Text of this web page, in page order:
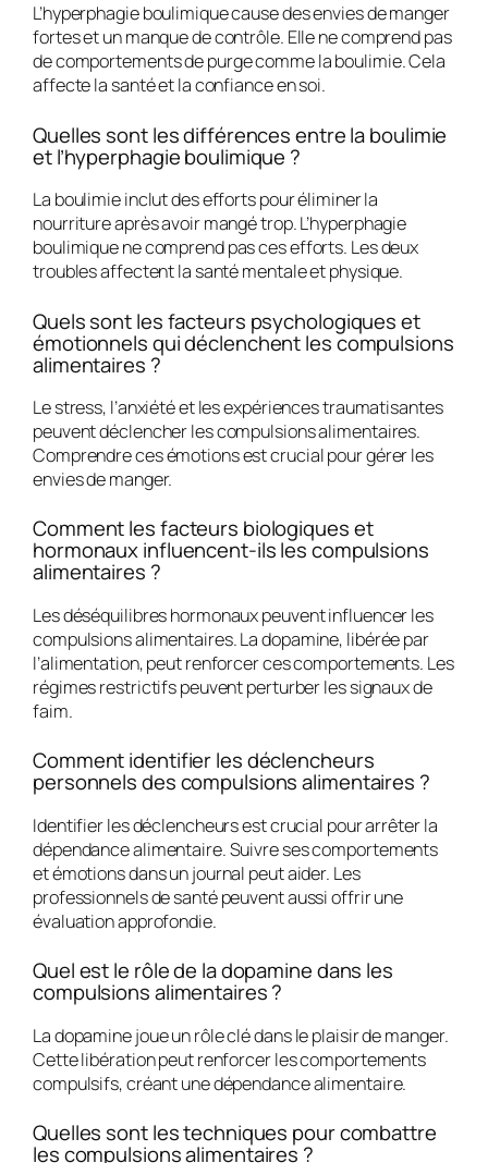
L’hyperphagie boulimique cause des envies de manger
fortes et un manque de contrôle. Elle ne comprend pas
de comportements de purge comme la boulimie. Cela
affecte la santé et la confiance en soi.
Quelles sont les différences entre la boulimie
et l’hyperphagie boulimique ?
La boulimie inclut des efforts pour éliminer la
nourriture après avoir mangé trop. L’hyperphagie
boulimique ne comprend pas ces efforts. Les deux
troubles affectent la santé mentale et physique.
Quels sont les facteurs psychologiques et
émotionnels qui déclenchent les compulsions
alimentaires ?
Le stress, l’anxiété et les expériences traumatisantes
peuvent déclencher les compulsions alimentaires.
Comprendre ces émotions est crucial pour gérer les
envies de manger.
Comment les facteurs biologiques et
hormonaux influencent-ils les compulsions
alimentaires ?
Les déséquilibres hormonaux peuvent influencer les
compulsions alimentaires. La dopamine, libérée par
l’alimentation, peut renforcer ces comportements. Les
régimes restrictifs peuvent perturber les signaux de
faim.
Comment identifier les déclencheurs
personnels des compulsions alimentaires ?
Identifier les déclencheurs est crucial pour arrêter la
dépendance alimentaire. Suivre ses comportements
et émotions dans un journal peut aider. Les
professionnels de santé peuvent aussi offrir une
évaluation approfondie.
Quel est le rôle de la dopamine dans les
compulsions alimentaires ?
La dopamine joue un rôle clé dans le plaisir de manger.
Cette libération peut renforcer les comportements
compulsifs, créant une dépendance alimentaire.
Quelles sont les techniques pour combattre
les compulsions alimentaires ?